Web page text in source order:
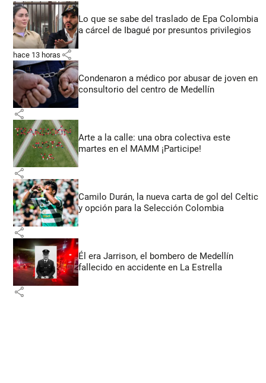
Lo que se sabe del traslado de Epa Colombia
a cárcel de Ibagué por presuntos privilegios
hace 13 horas share
Condenaron a médico por abusar de joven en
consultorio del centro de Medellín
share
Arte a la calle: una obra colectiva este
martes en el MAMM ¡Participe!
share
Camilo Durán, la nueva carta de gol del Celtic
y opción para la Selección Colombia
share
Él era Jarrison, el bombero de Medellín
fallecido en accidente en La Estrella
share